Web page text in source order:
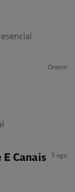
Ontem
Canais
5 ago